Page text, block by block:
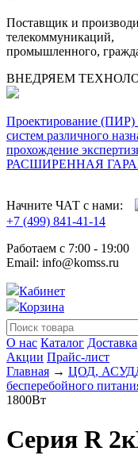
Поставщик и
телекоммуникаций,
промышленного,
ВНЕДРЯЕМ
Проектирование
систем различного
прохождение
РАСШИРЕННАЯ
Начните ЧАТ с нами:
+7 (499) 841-41-14
Работаем с 7:00 - 19:00
Email: info@komss.ru
Кабинет
Корзина
О нас Каталог Доставка
Акции Прайс-лист
Главная → ЦОД,
бесперебойного
1800Вт
Серия R